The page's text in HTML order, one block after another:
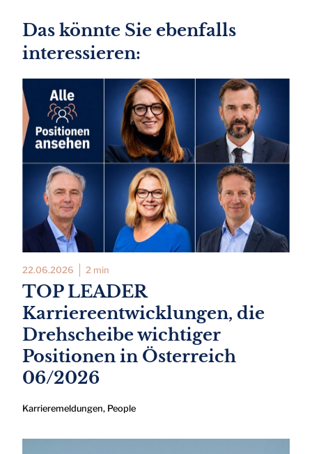
Das könnte Sie ebenfalls
interessieren:
22.06.2026 2 min
TOP LEADER
Karriereentwicklungen, die
Drehscheibe wichtiger
Positionen in Österreich
06/2026
Karrieremeldungen, People